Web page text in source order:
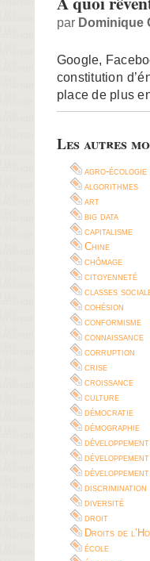
par Dominique
Google,
constitution
place de plus
Les autres
agro-écologie
algorithmes
art
big data
capitalisme
Chine
chômage
citoyenneté
classes
cohésion
conformisme
connaissance
corruption
crise
croissance
culture
démocratie
démographie
développement
discrimination
diversité
droit
Droits de
école